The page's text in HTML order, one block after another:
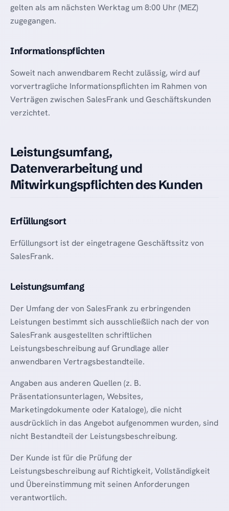
gelten als am nächsten Werktag um 8:00 Uhr (MEZ)
zugegangen.
Informationspflichten
Soweit nach anwendbarem Recht zulässig, wird auf
vorvertragliche Informationspflichten im Rahmen von
Verträgen zwischen SalesFrank und Geschäftskunden
verzichtet.
Leistungsumfang,
Datenverarbeitung und
Mitwirkungspflichten des Kunden
Erfüllungsort
Erfüllungsort ist der eingetragene Geschäftssitz von
SalesFrank.
Leistungsumfang
Der Umfang der von SalesFrank zu erbringenden
Leistungen bestimmt sich ausschließlich nach der von
SalesFrank ausgestellten schriftlichen
Leistungsbeschreibung auf Grundlage aller
anwendbaren Vertragsbestandteile.
Angaben aus anderen Quellen (z. B.
Präsentationsunterlagen, Websites,
Marketingdokumente oder Kataloge), die nicht
ausdrücklich in das Angebot aufgenommen wurden, sind
nicht Bestandteil der Leistungsbeschreibung.
Der Kunde ist für die Prüfung der
Leistungsbeschreibung auf Richtigkeit, Vollständigkeit
und Übereinstimmung mit seinen Anforderungen
verantwortlich.